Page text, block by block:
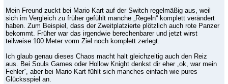
Mein Freund zuckt bei Mario Kart auf der Switch regelmäßig aus, weil
sich im Vergleich zu früher gefühlt manche „Regeln“ komplett verändert
haben. Zum Beispiel, dass der Zweitplatzierte plötzlich auch rote Panzer
bekommt. Früher war das irgendwie berechenbarer und jetzt wirst
teilweise 100 Meter vorm Ziel noch komplett zerlegt.
Ich glaub genau dieses Chaos macht halt gleichzeitig auch den Reiz
aus. Bei Souls Games oder Hollow Knight denkst dir eher „ok, war mein
Fehler“, aber bei Mario Kart fühlt sich manches einfach wie pures
Glücksspiel an.